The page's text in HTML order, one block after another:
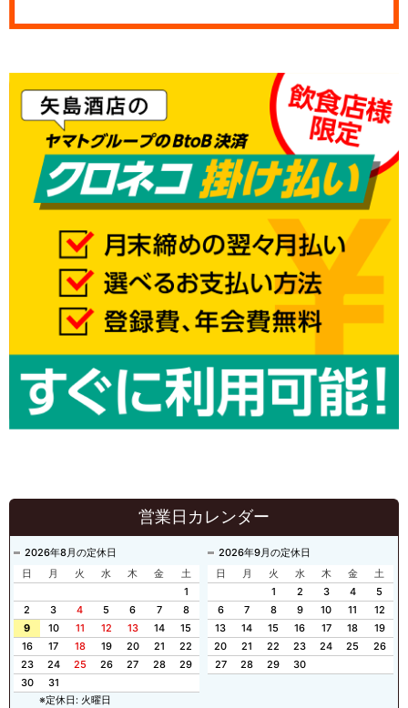
営業日カレンダー
2026年8月の定休日
日
月 火 水 木 金
土
1
2
3 4 5 6 7
8
9
10 11 12 13 14
15
16
17 18 19 20 21
22
23
24 25 26 27 28
29
30
31
2026年9月の定休日
日
月 火 水 木 金
土
1
2 3 4
5
6
7 8 9 10 11
12
13
14 15 16 17 18
19
20
21 22 23 24 25
26
27
28 29 30
※定休日: 火曜日